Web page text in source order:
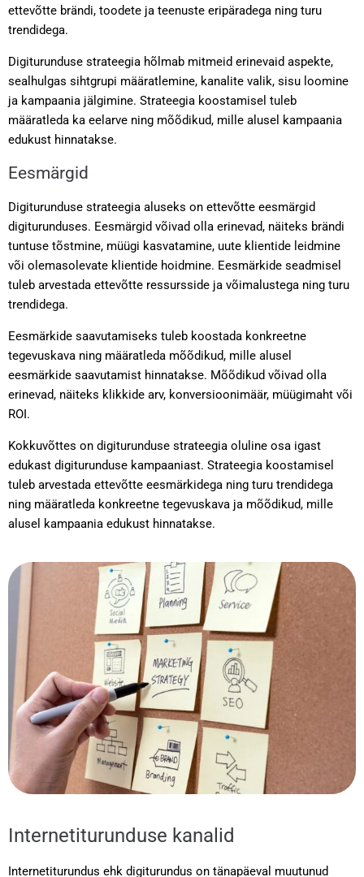
ettevõtte brändi, toodete ja teenuste eripäradega ning turu
trendidega.
Digiturunduse strateegia hõlmab mitmeid erinevaid aspekte,
sealhulgas sihtgrupi määratlemine, kanalite valik, sisu loomine
ja kampaania jälgimine. Strateegia koostamisel tuleb
määratleda ka eelarve ning mõõdikud, mille alusel kampaania
edukust hinnatakse.
Eesmärgid
Digiturunduse strateegia aluseks on ettevõtte eesmärgid
digiturunduses. Eesmärgid võivad olla erinevad, näiteks brändi
tuntuse tõstmine, müügi kasvatamine, uute klientide leidmine
või olemasolevate klientide hoidmine. Eesmärkide seadmisel
tuleb arvestada ettevõtte ressursside ja võimalustega ning turu
trendidega.
Eesmärkide saavutamiseks tuleb koostada konkreetne
tegevuskava ning määratleda mõõdikud, mille alusel
eesmärkide saavutamist hinnatakse. Mõõdikud võivad olla
erinevad, näiteks klikkide arv, konversioonimäär, müügimaht või
ROI.
Kokkuvõttes on digiturunduse strateegia oluline osa igast
edukast digiturunduse kampaaniast. Strateegia koostamisel
tuleb arvestada ettevõtte eesmärkidega ning turu trendidega
ning määratleda konkreetne tegevuskava ja mõõdikud, mille
alusel kampaania edukust hinnatakse.
Internetiturunduse kanalid
Internetiturundus ehk digiturundus on tänapäeval muutunud